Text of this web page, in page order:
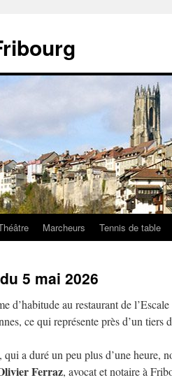
Marcheurs Tennis de table
5 mai 2026
d’habitude au restaurant de
ce qui représente près d’un tiers
a duré un peu plus d’une heure,
Ferraz, avocat et notaire à